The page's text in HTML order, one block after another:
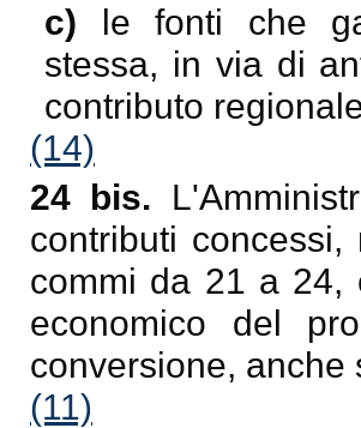
c) le fonti che
stessa, in via di
contributo
(14)
24 bis.
contributi
commi da 21 a 24,
economico del
conversione,
(11)